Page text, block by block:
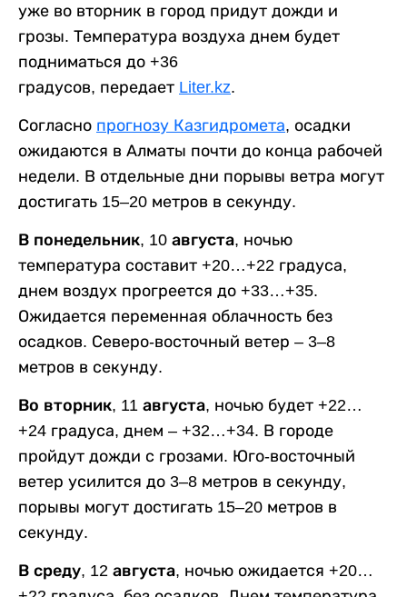
уже во вторник в город придут дожди и
грозы. Температура воздуха днем будет
подниматься до +36
градусов, передает Liter.kz.
Согласно прогнозу Казгидромета, осадки
ожидаются в Алматы почти до конца рабочей
недели. В отдельные дни порывы ветра могут
достигать 15–20 метров в секунду.
В понедельник, 10 августа, ночью
температура составит +20…+22 градуса,
днем воздух прогреется до +33…+35.
Ожидается переменная облачность без
осадков. Северо-восточный ветер – 3–8
метров в секунду.
Во вторник, 11 августа, ночью будет +22…
+24 градуса, днем – +32…+34. В городе
пройдут дожди с грозами. Юго-восточный
ветер усилится до 3–8 метров в секунду,
порывы могут достигать 15–20 метров в
секунду.
В среду, 12 августа, ночью ожидается +20…